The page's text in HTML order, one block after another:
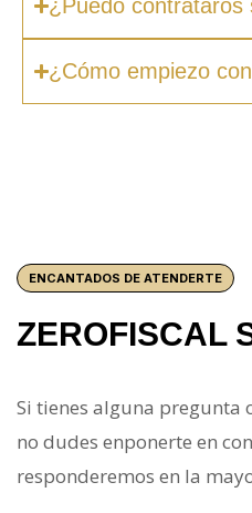
¿Puedo contrataros
¿Cómo empiezo
ENCANTADOS DE ATENDERTE
ZEROFISCAL
Si tienes alguna pregunta
no dudes enponerte en
responderemos en la